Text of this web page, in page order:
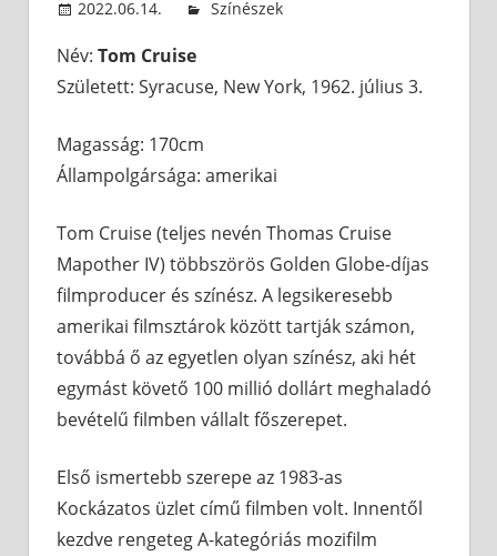
2022.06.14. blueboy
Színészek
Név: Tom Cruise
Született: Syracuse, New York, 1962. július 3.
Magasság: 170cm
Állampolgársága: amerikai
Tom Cruise (teljes nevén Thomas Cruise
Mapother IV) többszörös Golden Globe-díjas
filmproducer és színész. A legsikeresebb
amerikai filmsztárok között tartják számon,
továbbá ő az egyetlen olyan színész, aki hét
egymást követő 100 millió dollárt meghaladó
bevételű filmben vállalt főszerepet.
Első ismertebb szerepe az 1983-as
Kockázatos üzlet című filmben volt. Innentől
kezdve rengeteg A-kategóriás mozifilm